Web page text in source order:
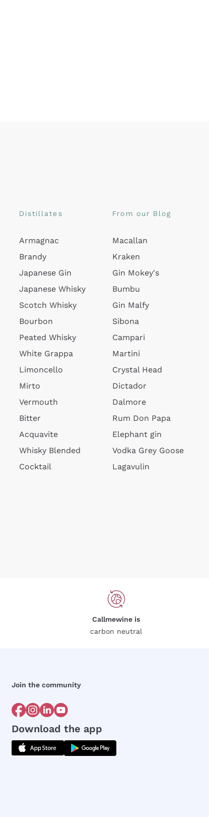
Distillates
Armagnac
Brandy
Japanese Gin
Japanese Whisky
Scotch Whisky
Bourbon
Peated Whisky
White Grappa
Limoncello
Mirto
Vermouth
Bitter
Acquavite
Whisky Blended
Cocktail
From our Blog
Macallan
Kraken
Gin Mokey's
Bumbu
Gin Malfy
Sibona
Campari
Martini
Crystal Head
Dictador
Dalmore
Rum Don Papa
Elephant gin
Vodka Grey Goose
Lagavulin
Callmewine is
carbon neutral
Join the community
Download the app